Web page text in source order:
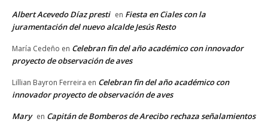
Albert Acevedo Díaz presti en Fiesta en Ciales con la
juramentación del nuevo alcalde Jesús Resto
María Cedeño en Celebran fin del año académico con innovador
proyecto de observación de aves
Lillian Bayron Ferreira en Celebran fin del año académico con
innovador proyecto de observación de aves
Mary en Capitán de Bomberos de Arecibo rechaza señalamientos